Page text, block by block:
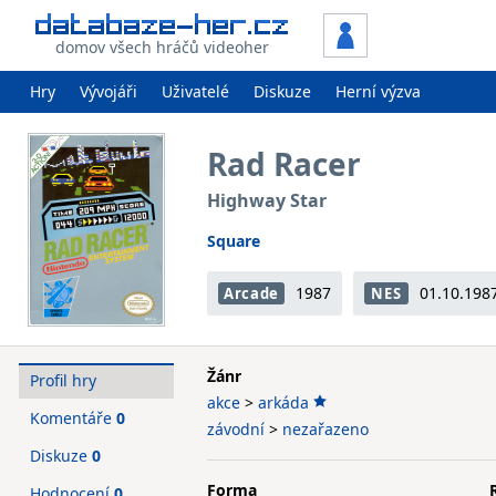
domov všech hráčů videoher
Hry Vývojáři Uživatelé Diskuze Herní výzva
Rad Racer
Highway Star
Square
Arcade 1987 NES
Žánr
akce > arkáda
závodní > nezařazeno
Forma
Profil hry
Komentáře 0
Diskuze 0